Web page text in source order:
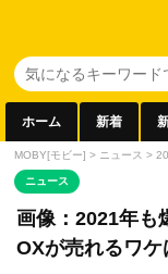
ホーム 新着
MOBY[モビー] > ニュース >
ニュース
画像：2021年も
OXが売れるワ